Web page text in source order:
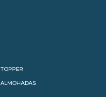
TOPPER
ALMOHADAS